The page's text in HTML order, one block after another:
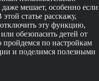
мешает, особенно если
статье расскажу,
эту функцию,
обезопасить детей от
по настройкам
и поделимся полезными